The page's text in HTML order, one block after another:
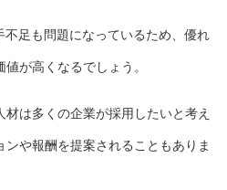
足も問題になっているため、優れ
が高くなるでしょう。
は多くの企業が採用したいと考え
や報酬を提案されることもありま